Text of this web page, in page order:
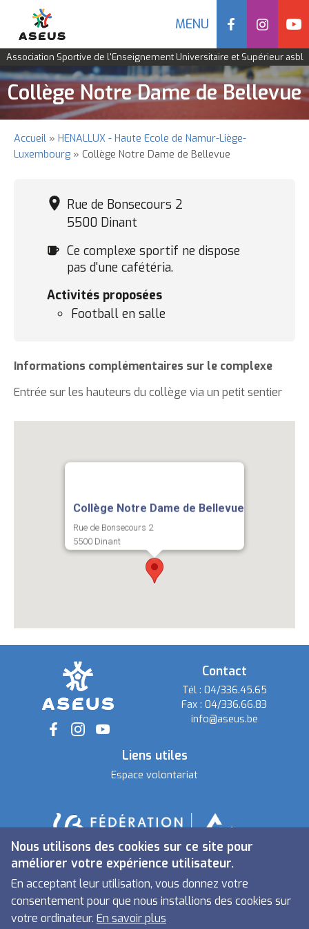
Aller
au
contenu
principal
Navigation
mobile
MENU Social
Association Sportive de l'Enseignement Universitaire et Supérieur asbl
Collège Notre Dame de Bellevue
Fil
Accueil
HENALLUX - Haute Ecole de Namur-Liège-
Luxembourg
Collège Notre Dame de Bellevue
Rue de Bonsecours 2
5500 Dinant
Cafétéria
Ce complexe sportif ne dispose
pas d'une cafétéria.
Activités proposées
Football en salle
Informations complémentaires sur le complexe
Entrée sur les hauteurs du collège via un petit sentier
Collège Notre Dame de Bellevue
Rue de Bonsecours 2
5500 Dinant
Social
Contact
Tél : 04/336.45.65
Fax :04/336.66.83
info@aseus.be
Liens utiles
Espace volontariat
Nous utilisons des cookies sur ce site pour
améliorer votre expérience utilisateur.
En acceptant leur utilisation, vous donnez votre
consentement pour que nous installions des cookies sur
votre ordinateur. En savoir plus